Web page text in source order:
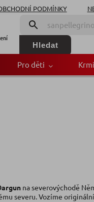
PODMÍNKY
Hledat
Pro děti
na severovýchodě
severu. Vozíme